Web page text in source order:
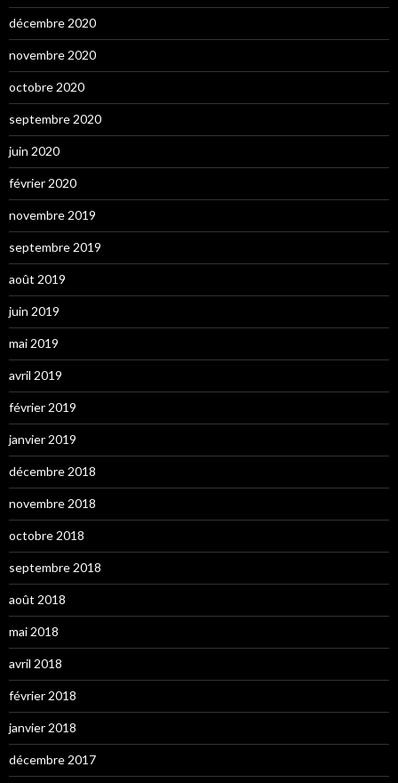
décembre 2020
novembre 2020
octobre 2020
septembre 2020
juin 2020
février 2020
novembre 2019
septembre 2019
août 2019
juin 2019
mai 2019
avril 2019
février 2019
janvier 2019
décembre 2018
novembre 2018
octobre 2018
septembre 2018
août 2018
mai 2018
avril 2018
février 2018
janvier 2018
décembre 2017